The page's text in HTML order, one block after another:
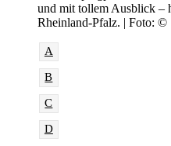
und mit tollem Ausblick –
Rheinland-Pfalz. | Foto: ©
A
B
C
D